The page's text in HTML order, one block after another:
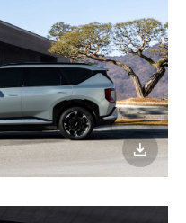
이미지
다운로드